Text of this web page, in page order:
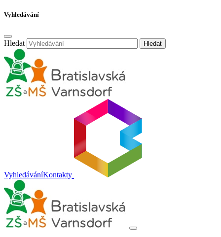
Vyhledávání
Hledat Hledat
VyhledáváníKontakty